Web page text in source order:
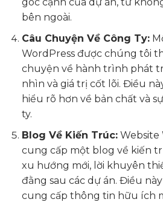
góc cạnh của dự án, từ
bên ngoài.
Câu Chuyện Về Công Ty:
WordPress được chúng tôi
chuyện về hành trình phát
nhìn và giá trị cốt lõi. Điều
hiểu rõ hơn về bản chất và
ty.
Blog Về Kiến Trúc:Website
cung cấp một blog về kiến
xu hướng mới, lời khuyên
đằng sau các dự án. Điều
cung cấp thông tin hữu ích